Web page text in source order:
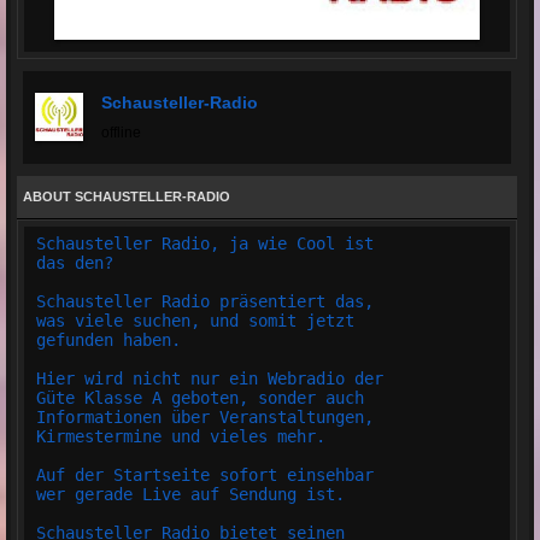
Schausteller-Radio
ABOUT SCHAUSTELLER-RADIO
Schausteller Radio, ja wie Cool ist
das den?
Schausteller Radio präsentiert das,
was viele suchen, und somit jetzt
gefunden haben.
Hier wird nicht nur ein Webradio der
Güte Klasse A geboten, sonder auch
Informationen über Veranstaltungen,
Kirmestermine und vieles mehr.
Auf der Startseite sofort einsehbar
wer gerade Live auf Sendung ist.
Schausteller Radio bietet seinen